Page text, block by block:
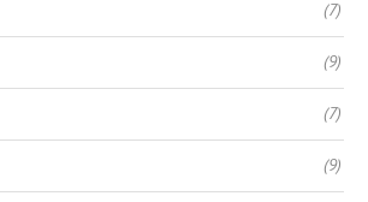
(7)
(9)
(7)
(9)